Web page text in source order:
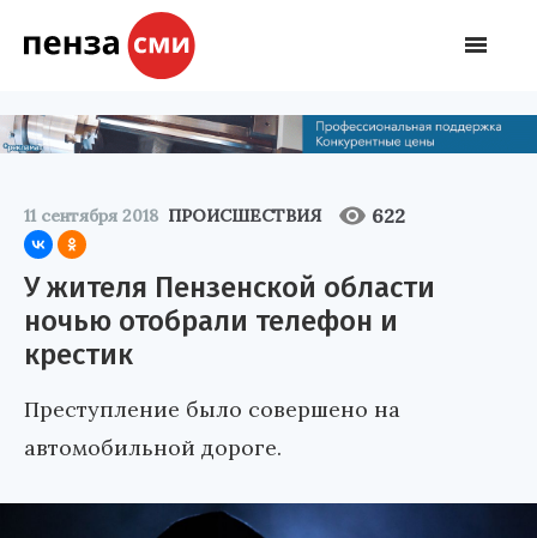
11 сентября 2018 ПРОИСШЕСТВИЯ 622
У жителя Пензенской области
ночью отобрали телефон и
крестик
Преступление было совершено на
автомобильной дороге.